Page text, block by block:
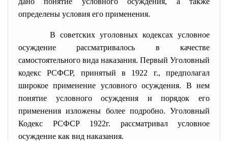
определены условия его применения.
В советских уголовных кодексах условное
осуждение рассматривалось в качестве
самостоятельного вида наказания. Первый Уголовный
кодекс РСФСР, принятый в 1922 г., предполагал
широкое применение условного осуждения. В нем
понятие условного осуждения и порядок его
применения изложены более подробно. Уголовный
Кодекс РСФСР 1922г. рассматривал условное
осуждение как вид наказания.